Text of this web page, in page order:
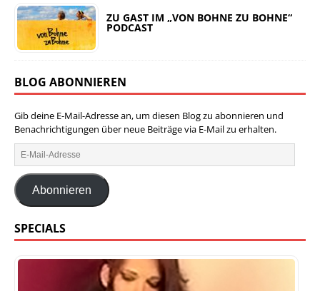
ZU GAST IM „VON BOHNE ZU BOHNE“
PODCAST
BLOG ABONNIEREN
Gib deine E-Mail-Adresse an, um diesen Blog zu abonnieren und
Benachrichtigungen über neue Beiträge via E-Mail zu erhalten.
Abonnieren
SPECIALS